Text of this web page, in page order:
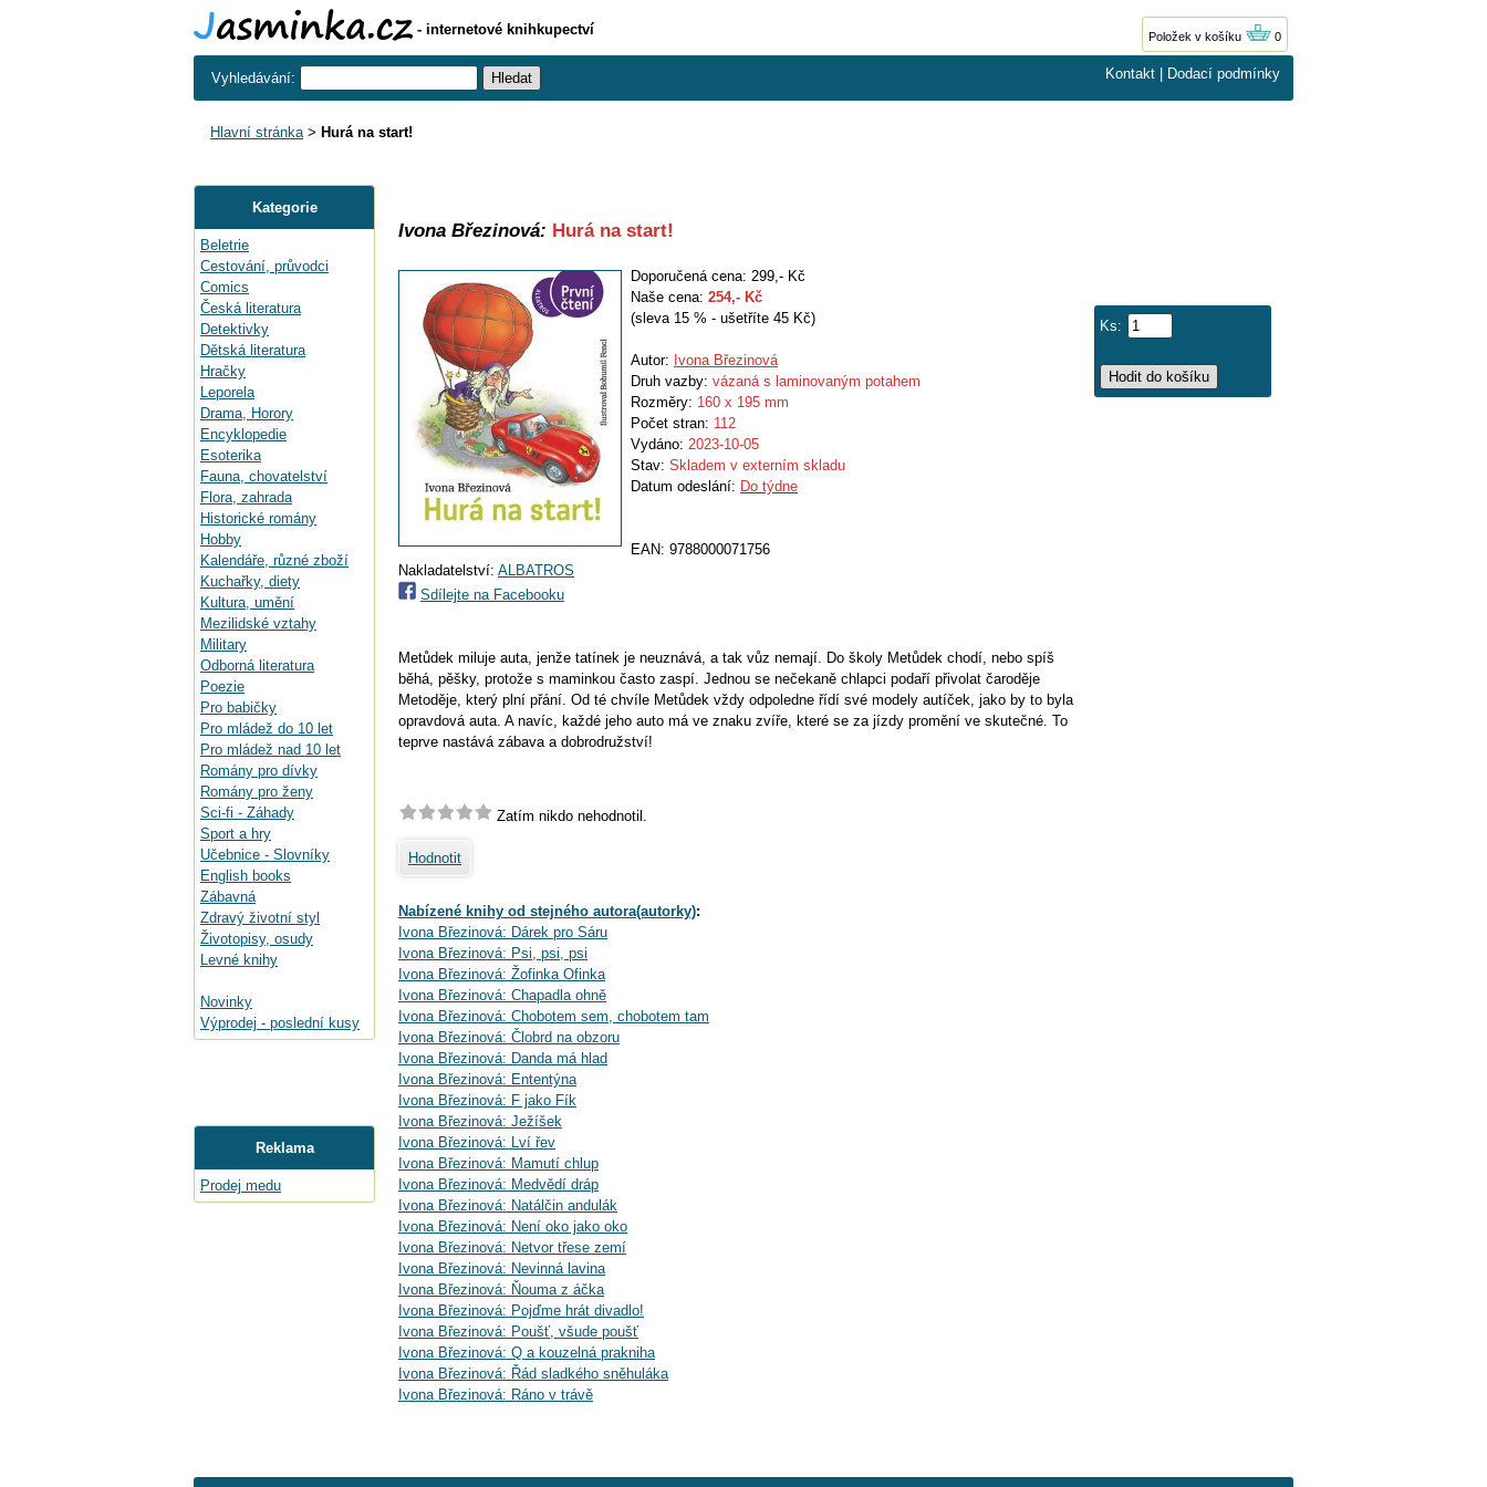
- internetové knihkupectví Položek v košíku 0
Vyhledávání: Kontakt Dodací podmínky
Hlavní stránka> Hurá na start!
Kategorie
Beletrie
Cestování, průvodci
Comics
Česká literatura
Detektivky
Dětská literatura
Hračky
Leporela
Drama, Horory
Encyklopedie
Esoterika
Fauna, chovatelství
Flora, zahrada
Historické romány
Hobby
Kalendáře, různé zboží
Kuchařky, diety
Kultura, umění
Mezilidské vztahy
Military
Odborná literatura
Poezie
Pro babičky
Pro mládež do 10 let
Pro mládež nad 10 let
Romány pro dívky
Romány pro ženy
Sci-fi - Záhady
Sport a hry
Učebnice - Slovníky
English books
Zábavná
Zdravý životní styl
Životopisy, osudy
Levné knihy
Novinky
Výprodej - poslední kusy
Reklama
Prodej medu
Ivona Březinová: Hurá na start!
Doporučená cena: 299,- Kč
Naše cena: 254,- Kč
(sleva 15 % - ušetříte 45 Kč)
Autor: Ivona Březinová
Druh vazby: vázaná s laminovaným potahem
Rozměry: 160 x 195 mm
Počet stran: 112
Vydáno: 2023-10-05
Stav: Skladem v externím skladu
Datum odeslání: Do týdne
EAN: 9788000071756
Nakladatelství: ALBATROS
Sdílejte na Facebooku
Metůdek miluje auta, jenže tatínek je neuznává, a tak vůz nemají. Do školy Metůdek chodí, nebo spíš
běhá, pěšky, protože s maminkou často zaspí. Jednou se nečekaně chlapci podaří přivolat čaroděje
Metoděje, který plní přání. Od té chvíle Metůdek vždy odpoledne řídí své modely autíček, jako by to byla
opravdová auta. A navíc, každé jeho auto má ve znaku zvíře, které se za jízdy promění ve skutečné. To
teprve nastává zábava a dobrodružství!
Zatím nikdo nehodnotil.
Hodnotit
Nabízené knihy od stejného autora(autorky):
Ivona Březinová: Dárek pro Sáru
Ivona Březinová: Psi, psi, psi
Ivona Březinová: Žofinka Ofinka
Ivona Březinová: Chapadla ohně
Ivona Březinová: Chobotem sem, chobotem tam
Ivona Březinová: Člobrd na obzoru
Ivona Březinová: Danda má hlad
Ivona Březinová: Ententýna
Ivona Březinová: F jako Fík
Ivona Březinová: Ježíšek
Ivona Březinová: Lví řev
Ivona Březinová: Mamutí chlup
Ivona Březinová: Medvědí dráp
Ivona Březinová: Natálčin andulák
Ivona Březinová: Není oko jako oko
Ivona Březinová: Netvor třese zemí
Ivona Březinová: Nevinná lavina
Ivona Březinová: Ňouma z áčka
Ivona Březinová: Pojďme hrát divadlo!
Ivona Březinová: Poušť, všude poušť
Ivona Březinová: Q a kouzelná prakniha
Ivona Březinová: Řád sladkého sněhuláka
Ivona Březinová: Ráno v trávě
Ks: